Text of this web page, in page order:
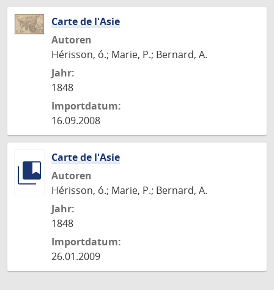
Carte de l'Asie
Autoren
Hérisson, ó.; Marie, P.; Bernard, A.
Jahr:
1848
Importdatum:
16.09.2008
Carte de l'Asie
Autoren
Hérisson, ó.; Marie, P.; Bernard, A.
Jahr:
1848
Importdatum:
26.01.2009